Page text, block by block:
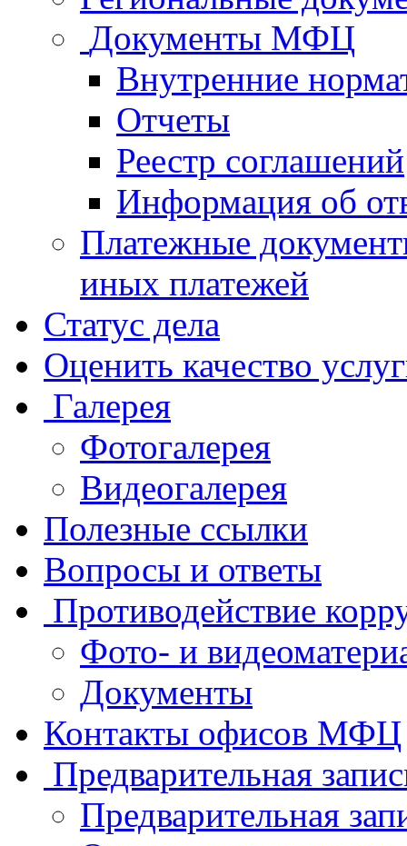
Документы МФЦ
Внутренние
Отчеты
Реестр соглашений
Информация об
Платежные
иных платежей
Статус дела
Оценить качество
Галерея
Фотогалерея
Видеогалерея
Полезные ссылки
Вопросы и ответы
Противодействие
Фото- и
Документы
Контакты офисов МФЦ
Предварительная
Предварительная